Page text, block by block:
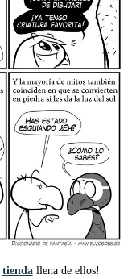
tiendallena de ellos!